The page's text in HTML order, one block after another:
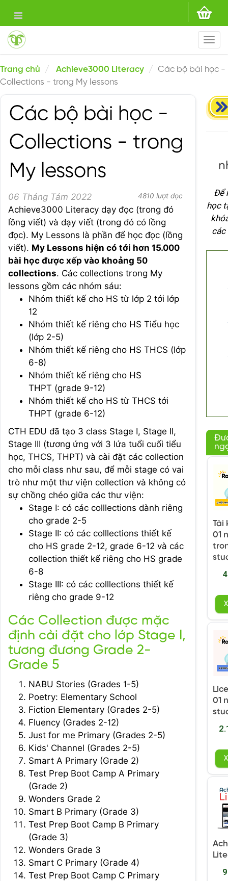
Trang chủ Achieve3000 Literacy
Các bộ bài học -
Collections - trong My lessons
Các bộ bài học -
Collections - trong
My lessons
06 Tháng Tám 2022 4810 lượt đọc
Achieve3000 Literacy dạy đọc (trong đó
lồng viết) và dạy viết (trong đó có lồng
đọc). My Lessons là phần để học đọc (lồng
viết). My Lessons hiện có tới hơn 15.000
bài học được xếp vào khoảng 50
collections. Các collections trong My
lessons gồm các nhóm sáu:
Nhóm thiết kế cho HS từ lớp 2 tới lớp
12
Nhóm thiết kế riêng cho HS Tiểu học
(lớp 2-5)
Nhóm thiết kế riêng cho HS THCS (lớp
6-8)
Nhóm thiết kế riêng cho HS
THPT (grade 9-12)
Nhóm thiết kế cho HS từ THCS tới
THPT (grade 6-12)
CTH EDU đã tạo 3 class Stage I, Stage II,
Stage III (tương ứng với 3 lứa tuổi cuối tiểu
học, THCS, THPT) và cài đặt các collection
cho mỗi class như sau, để mỗi stage có vai
trò như một thư viện collection và không có
sự chồng chéo giữa các thư viện:
Stage I: có các colllections dành riêng
cho grade 2-5
Stage II: có các colllections thiết kế
cho HS grade 2-12, grade 6-12 và các
collection thiết kế riêng cho HS grade
6-8
Stage III: có các colllections thiết kế
riêng cho grade 9-12
Các Collection được mặc
định cài đặt cho lớp Stage I,
tương đương Grade 2-
Grade 5
NABU Stories (Grades 1-5)
Poetry: Elementary School
Fiction Elementary (Grades 2-5)
Fluency (Grades 2-12)
Just for me Primary (Grades 2-5)
Kids' Channel (Grades 2-5)
Smart A Primary (Grade 2)
Test Prep Boot Camp A Primary
(Grade 2)
Wonders Grade 2
Smart B Primary (Grade 3)
Test Prep Boot Camp B Primary
(Grade 3)
Wonders Grade 3
Smart C Primary (Grade 4)
Test Prep Boot Camp C Primary
Để
học
các
Tài
01
01